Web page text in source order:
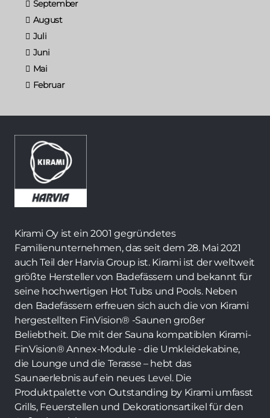
September
August
Juli
Juni
Mai
Februar
Kirami Oy ist ein 2001 gegründetes
Familienunternehmen, das seit dem 28. Mai 2021
auch Teil der Harvia Group ist. Kirami ist der weltweit
größte Hersteller von Badefässern und bekannt für
seine hochwertigen Hot Tubs und Pools. Neben
den Badefässern erfreuen sich auch die von Kirami
hergestellten FinVision® -Saunen großer
Beliebtheit. Die mit der Sauna kompatiblen Kirami-
FinVision® Annex-Module - die Umkleidekabine,
die Lounge und die Terasse – hebt das
Saunaerlebnis auf ein neues Level. Die
Produktpalette von Outstanding by Kirami umfasst
Grills, Feuerstellen und Dekorationsartikel für den